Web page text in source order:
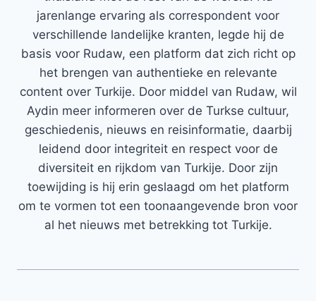
jarenlange ervaring als correspondent voor
verschillende landelijke kranten, legde hij de
basis voor Rudaw, een platform dat zich richt op
het brengen van authentieke en relevante
content over Turkije. Door middel van Rudaw, wil
Aydin meer informeren over de Turkse cultuur,
geschiedenis, nieuws en reisinformatie, daarbij
leidend door integriteit en respect voor de
diversiteit en rijkdom van Turkije. Door zijn
toewijding is hij erin geslaagd om het platform
om te vormen tot een toonaangevende bron voor
al het nieuws met betrekking tot Turkije.